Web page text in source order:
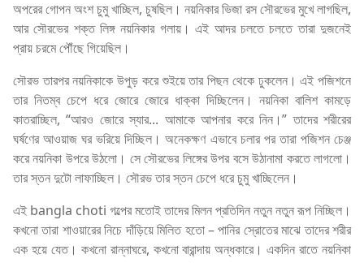
অপরের গোপন অংশ চুমু খাচ্ছিল, চুষছিল। নয়নিকার ভিজা রস সৌরভের মুখে লাগছিল,
আর সৌরভের শক্ত লিঙ্গ নয়নিকার গলায়। এই আদর চলতে চলতে তারা দুজনেই
প্রায় চরমে পৌঁছে গিয়েছিল।
সৌরভ তারপর নয়নিকাকে উপুড় করে শুইয়ে তার পিছন থেকে ঢুকলেন। এই পজিশনে
তার নিতম্ব চেপে ধরে জোরে জোরে ধাক্কা দিচ্ছিলেন। নয়নিকা বালিশ কামড়ে
কাতরাচ্ছিল, “আরও জোরে স্যার... আমাকে আপনার করে নিন।” তাদের শরীরের
ঘর্ষণের আওয়াজ ঘর ভরিয়ে দিচ্ছিল। অনেকক্ষণ এভাবে চলার পর তারা পজিশন চেঞ্জ
করে নয়নিকা উপরে উঠলো। সে সৌরভের লিঙ্গের উপর বসে উঠানামা করতে লাগলো।
তার স্তন দুটো লাফাচ্ছিল। সৌরভ তার স্তন চেপে ধরে চুমু খাচ্ছিলেন।
এই bangla choti গল্পের মতোই তাদের মিলন প্রতিদিন নতুন নতুন রূপ নিচ্ছিল।
কখনো তারা শাওয়ারের নিচে দাঁড়িয়ে মিলিত হতো – পানির স্রোতের মাঝে তাদের শরীর
এক হয়ে যেত। কখনো রান্নাঘরে, কখনো বারান্দায় অন্ধকারে। একদিন রাতে নয়নিকা